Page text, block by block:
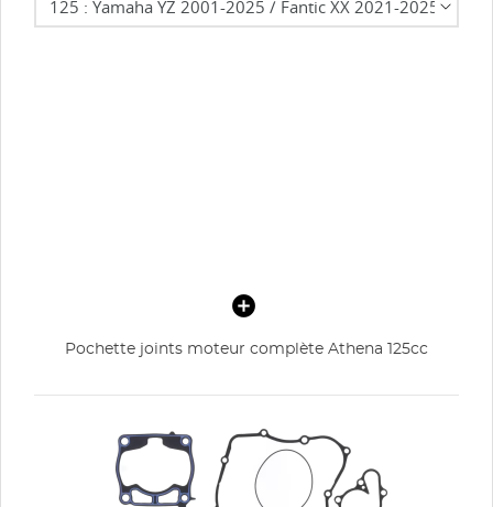
Pochette joints moteur complète Athena 125cc